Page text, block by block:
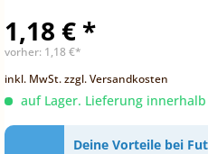
1,18 € *
vorher: 1,18 €*
inkl. MwSt.zzgl. Versandkosten
auf Lager. Lieferung
Deine Vorteile bei